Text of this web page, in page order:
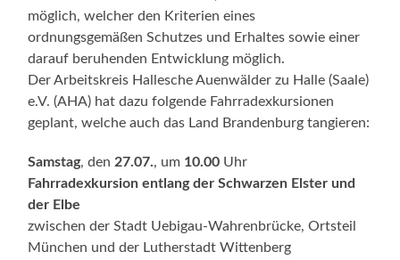
möglich, welcher den Kriterien eines
ordnungsgemäßen Schutzes und Erhaltes sowie einer
darauf beruhenden Entwicklung möglich.
Der Arbeitskreis Hallesche Auenwälder zu Halle (Saale)
e.V. (AHA) hat dazu folgende Fahrradexkursionen
geplant, welche auch das Land Brandenburg tangieren:
Samstag, den 27.07., um 10.00 Uhr
Fahrradexkursion entlang der Schwarzen Elster und
der Elbe
zwischen der Stadt Uebigau-Wahrenbrücke, Ortsteil
München und der Lutherstadt Wittenberg